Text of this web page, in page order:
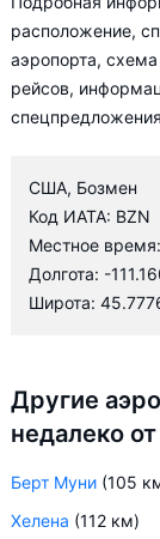
расположение,
аэропорта,
рейсов,
США, Бозмен
Код ИАТА: BZN
Местное
Долгота: -
Широта:
Другие
недалеко
Берт Муни (105
Хелена (112 км)